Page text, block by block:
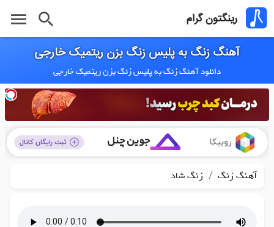
رینگتون گرام search
menu
آهنگ زنگ به پلیس زنگ بزن ریتمیک خارجی
دانلود آهنگ زنگ به پلیس زنگ بزن ریتمیک خارجی
آهنگ زنگ / زنگ شاد